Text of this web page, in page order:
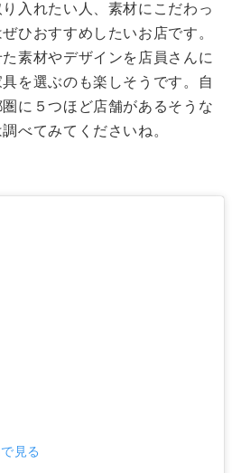
入れたい人、素材にこだわっ
ひおすすめしたいお店です。
素材やデザインを店員さんに
を選ぶのも楽しそうです。自
に５つほど店舗があるそうな
べてみてくださいね。
見る